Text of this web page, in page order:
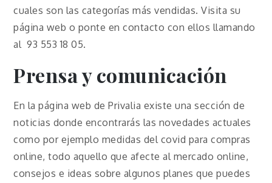
cuales son las categorías más vendidas. Visita su
página web o ponte en contacto con ellos llamando
al 93 553 18 05.
Prensa y comunicación
En la página web de Privalia existe una sección de
noticias donde encontrarás las novedades actuales
como por ejemplo medidas del covid para compras
online, todo aquello que afecte al mercado online,
consejos e ideas sobre algunos planes que puedes